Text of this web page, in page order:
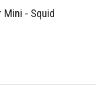
Mini - Squid